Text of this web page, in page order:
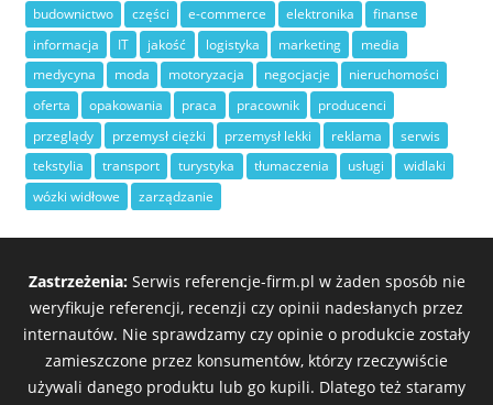
budownictwo części e-commerce elektronika
finanse
informacja
IT jakość logistyka marketing
media
medycyna
moda motoryzacja negocjacje
nieruchomości
oferta
opakowania praca pracownik
producenci
przeglądy
przemysł ciężki przemysł lekki reklama
serwis
tekstylia
transport turystyka tłumaczenia usługi
widlaki
wózki widłowe
zarządzanie
Zastrzeżenia:Serwis referencje-firm.pl w żaden sposób nie
weryfikuje referencji, recenzji czy opinii nadesłanych przez
internautów. Nie sprawdzamy czy opinie o produkcie zostały
zamieszczone przez konsumentów, którzy rzeczywiście
używali danego produktu lub go kupili. Dlatego też staramy